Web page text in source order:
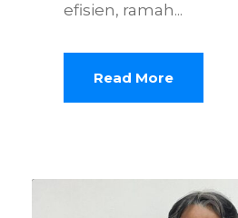
efisien, ramah...
Read More